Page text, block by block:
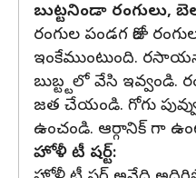
బుట్టనిండా రంగులు,
రంగుల పండగ రోజు
ఇంకేముంటుంది.
బుబ్ట్టలో వేసి ఇవ్వండి.
జత చేయండి. గోగు
ఉంచండి. ఆర్గానిక్ గా
హోళీ టీ షర్ట్: